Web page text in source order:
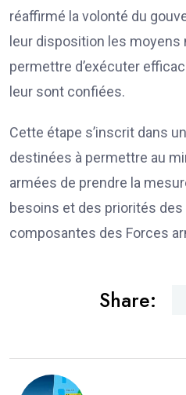
réaffirmé la volonté du
leur disposition les moyens
permettre d’exécuter
leur sont confiées.
Cette étape s’inscrit dans
destinées à permettre au
armées de prendre la
besoins et des priorités
composantes des Forces
Share: